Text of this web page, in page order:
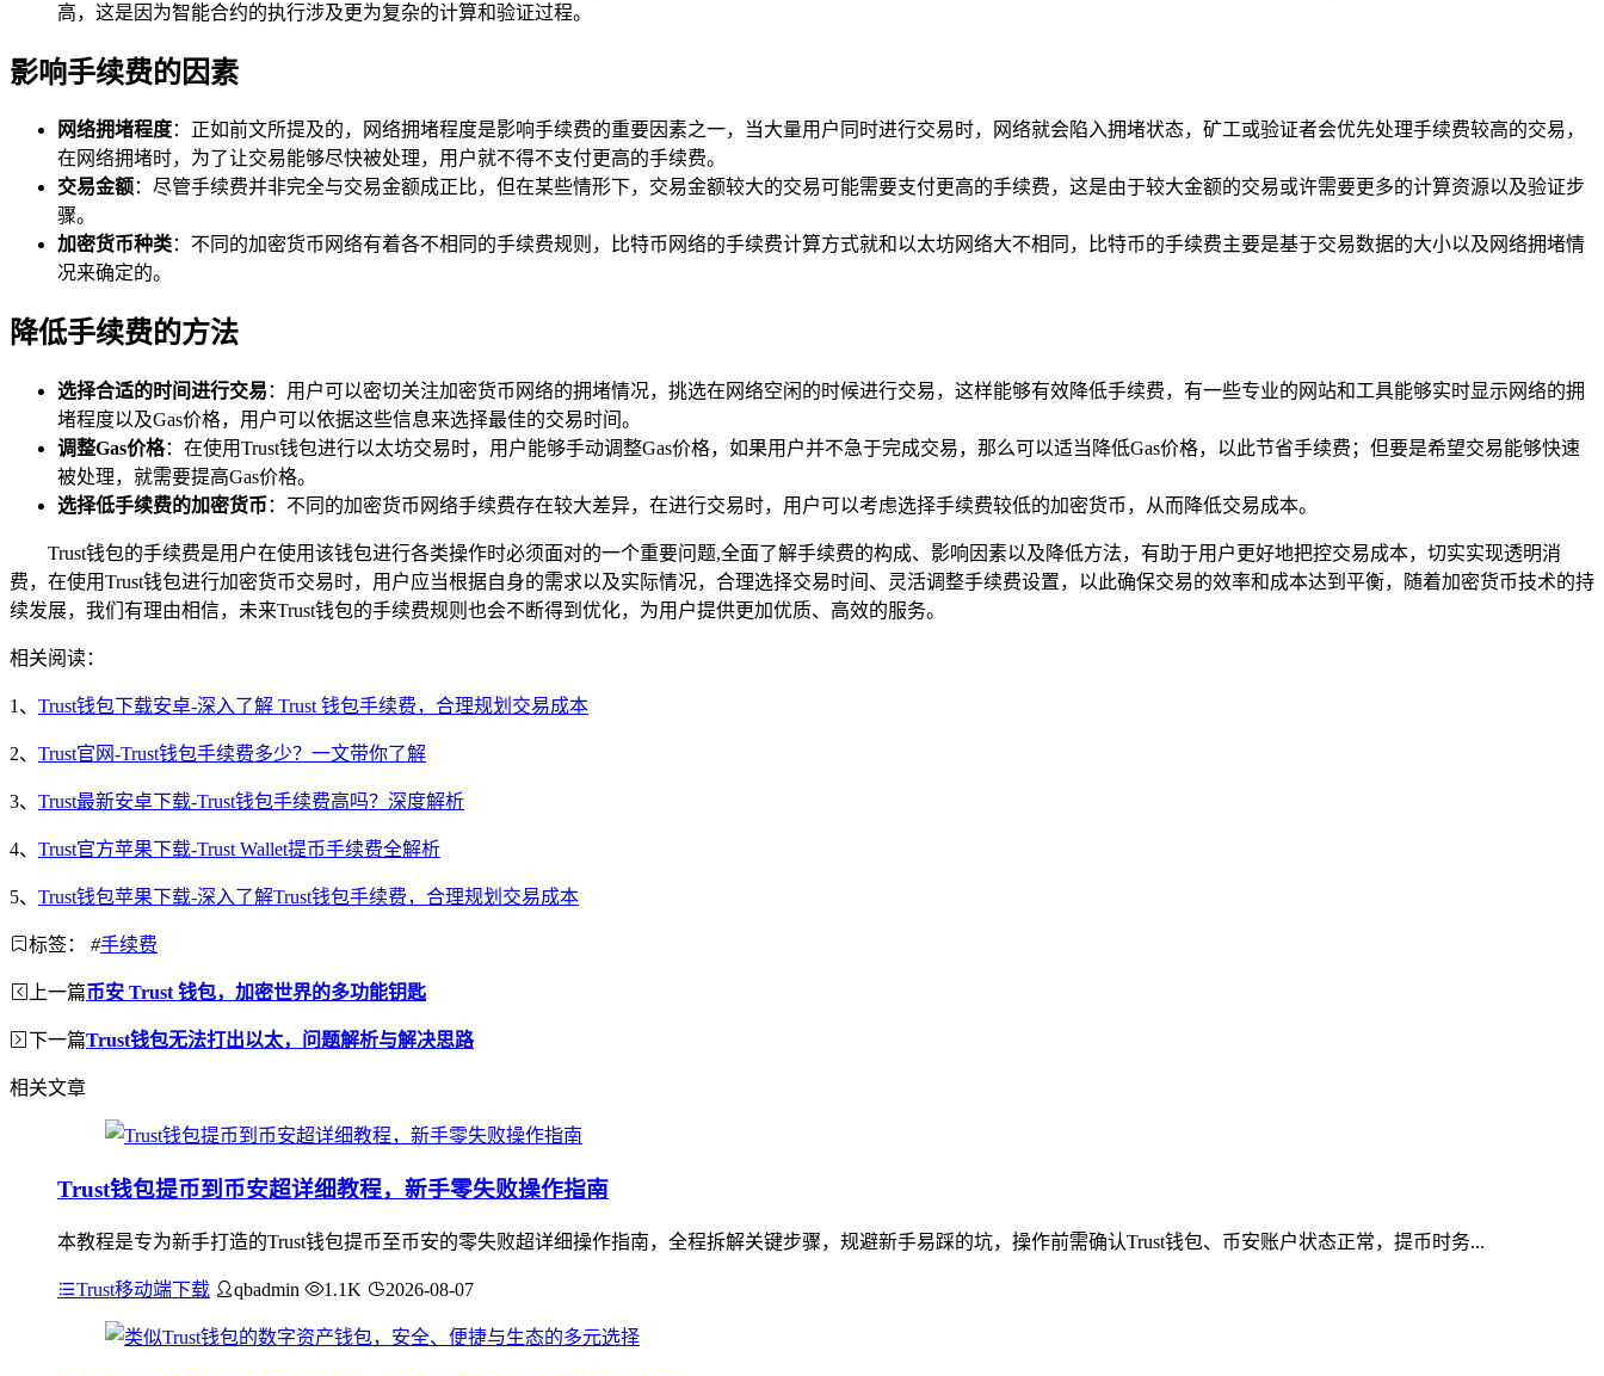
高，这是因为智能合约的执行涉及更为复杂的计算和验证过程。
影响手续费的因素
网络拥堵程度：正如前文所提及的，网络拥堵程度是影响手续费的重要因素之一，当大量用户同时进行交易时，网络就会陷入拥堵状态，矿工或验证者会优先处理手续费较高的交易，
在网络拥堵时，为了让交易能够尽快被处理，用户就不得不支付更高的手续费。
交易金额：尽管手续费并非完全与交易金额成正比，但在某些情形下，交易金额较大的交易可能需要支付更高的手续费，这是由于较大金额的交易或许需要更多的计算资源以及验证步
骤。
加密货币种类：不同的加密货币网络有着各不相同的手续费规则，比特币网络的手续费计算方式就和以太坊网络大不相同，比特币的手续费主要是基于交易数据的大小以及网络拥堵情
况来确定的。
降低手续费的方法
选择合适的时间进行交易 ：用户可以密切关注加密货币网络的拥堵情况，挑选在网络空闲的时候进行交易，这样能够有效降低手续费，有一些专业的网站和工具能够实时显示网络的拥
堵程度以及Gas价格，用户可以依据这些信息来选择最佳的交易时间。
调整Gas价格：在使用Trust钱包进行以太坊交易时，用户能够手动调整Gas价格，如果用户并不急于完成交易，那么可以适当降低Gas价格，以此节省手续费；但要是希望交易能够快速
被处理，就需要提高Gas价格。
选择低手续费的加密货币 ：不同的加密货币网络手续费存在较大差异，在进行交易时，用户可以考虑选择手续费较低的加密货币，从而降低交易成本。
Trust钱包的手续费是用户在使用该钱包进行各类操作时必须面对的一个重要问题,全面了解手续费的构成、影响因素以及降低方法，有助于用户更好地把控交易成本，切实实现透明消
费，在使用Trust钱包进行加密货币交易时，用户应当根据自身的需求以及实际情况，合理选择交易时间、灵活调整手续费设置，以此确保交易的效率和成本达到平衡，随着加密货币技术的持
续发展，我们有理由相信，未来Trust钱包的手续费规则也会不断得到优化，为用户提供更加优质、高效的服务。
相关阅读：
1、 Trust钱包下载安卓-深入了解 Trust 钱包手续费，合理规划交易成本
2、 Trust官网-Trust钱包手续费多少？一文带你了解
3、 Trust最新安卓下载-Trust钱包手续费高吗？深度解析
4、 Trust官方苹果下载-Trust Wallet提币手续费全解析
5、 Trust钱包苹果下载-深入了解Trust钱包手续费，合理规划交易成本
标签： #手续费
上一篇币安 Trust 钱包，加密世界的多功能钥匙
下一篇Trust钱包无法打出以太，问题解析与解决思路
相关文章
Trust钱包提币到币安超详细教程，新手零失败操作指南
本教程是专为新手打造的Trust钱包提币至币安的零失败超详细操作指南，全程拆解关键步骤，规避新手易踩的坑，操作前需确认Trust钱包、币安账户状态正常，提币时务...
Trust移动端下载 qbadmin 1.1K 2026-08-07